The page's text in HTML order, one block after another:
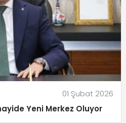
01 Şubat 2026
Yeni Merkez Oluyor